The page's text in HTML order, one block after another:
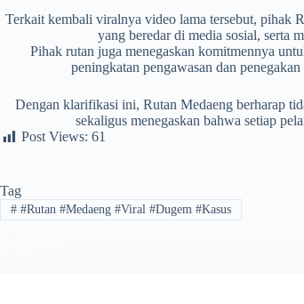
Terkait kembali viralnya video lama tersebut, pihak
yang beredar di media sosial, serta
Pihak rutan juga menegaskan komitmennya
peningkatan pengawasan dan
Dengan klarifikasi ini, Rutan Medaeng berharap
sekaligus menegaskan bahwa setiap
Post Views: 61
Tag
##Rutan #Medaeng #Viral #Dugem #Kasus